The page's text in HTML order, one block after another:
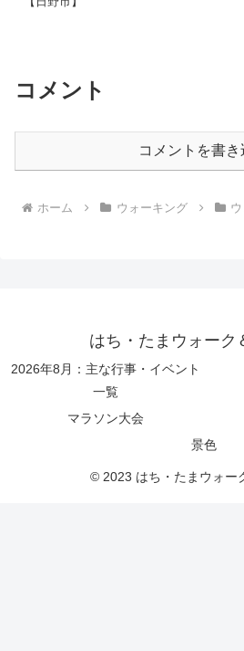
コメント
コメントを書き
ホーム ウォーキング
はち・たまウォーク
2026年8月：主な行事・イベント
一覧
マラソン大会
景色
© 2023 はち・たまウォー